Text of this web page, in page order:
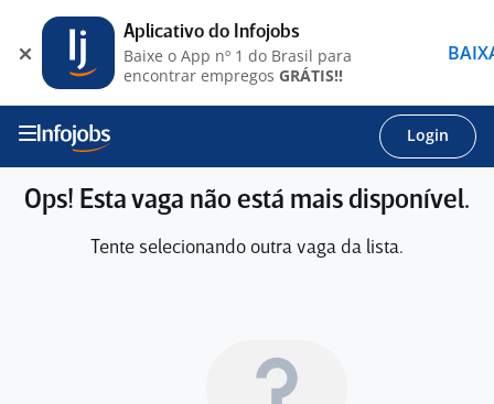
Login
Ops! Esta vaga não está mais disponível.
Tente selecionando outra vaga da lista.
Aplicativo do Infojobs
Baixe o App nº 1 do Brasil para
encontrar empregos GRÁTIS!!